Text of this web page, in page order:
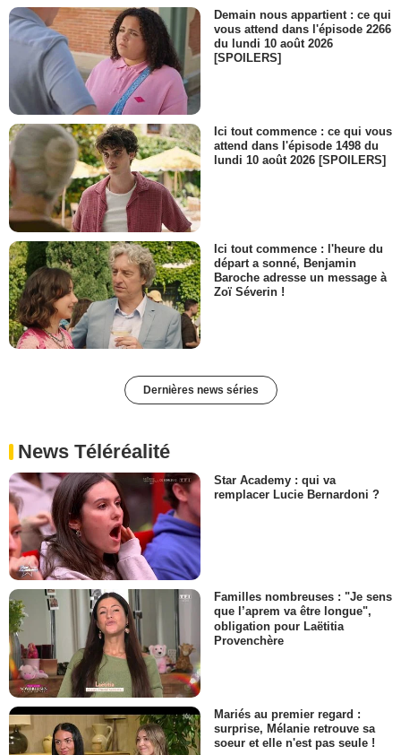
Demain nous appartient : ce qui
vous attend dans l'épisode 2266
du lundi 10 août 2026
[SPOILERS]
Ici tout commence : ce qui vous
attend dans l'épisode 1498 du
lundi 10 août 2026 [SPOILERS]
Ici tout commence : l'heure du
départ a sonné, Benjamin
Baroche adresse un message à
Zoï Séverin !
Dernières news séries
News Téléréalité
Star Academy : qui va
remplacer Lucie Bernardoni ?
Familles nombreuses : "Je sens
que l’aprem va être longue",
obligation pour Laëtitia
Provenchère
Mariés au premier regard :
surprise, Mélanie retrouve sa
soeur et elle n'est pas seule !